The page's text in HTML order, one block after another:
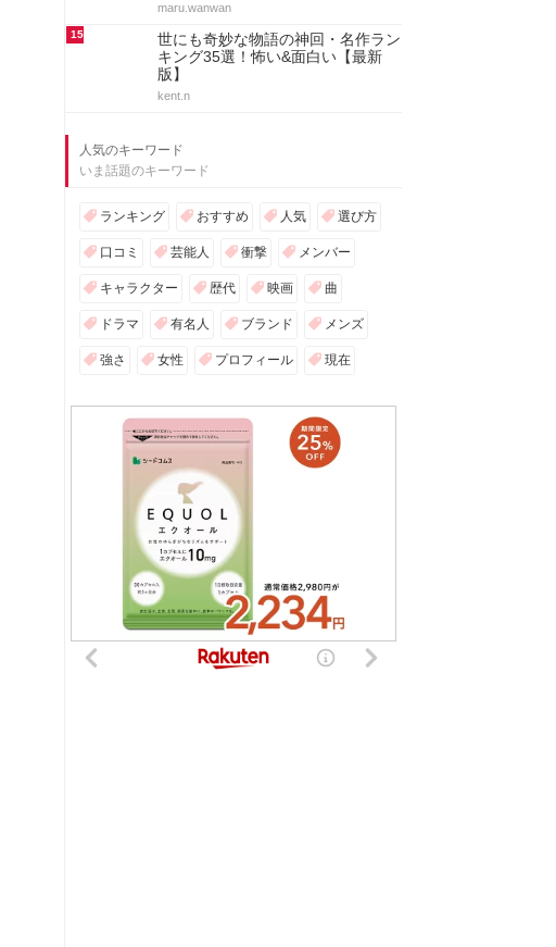
maru.wanwan
15
世にも奇妙な物語の神回・名作ラン
キング35選！怖い&面白い【最新
版】
kent.n
人気のキーワード
いま話題のキーワード
ランキング おすすめ 人気 選び方
口コミ 芸能人 衝撃 メンバー
キャラクター 歴代 映画 曲
ドラマ 有名人 ブランド メンズ
強さ 女性 プロフィール 現在